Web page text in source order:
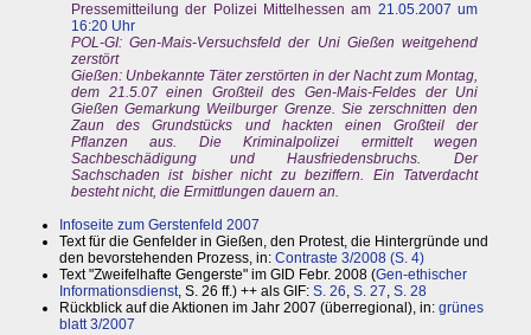
Pressemitteilung der Polizei Mittelhessen am 21.05.2007 um
16:20 Uhr
POL-GI: Gen-Mais-Versuchsfeld der Uni Gießen weitgehend
zerstört
Gießen: Unbekannte Täter zerstörten in der Nacht zum Montag,
dem 21.5.07 einen Großteil des Gen-Mais-Feldes der Uni
Gießen Gemarkung Weilburger Grenze. Sie zerschnitten den
Zaun des Grundstücks und hackten einen Großteil der
Pflanzen aus. Die Kriminalpolizei ermittelt wegen
Sachbeschädigung und Hausfriedensbruchs. Der
Sachschaden ist bisher nicht zu beziffern. Ein Tatverdacht
besteht nicht, die Ermittlungen dauern an.
Infoseite zum Gerstenfeld 2007
Text für die Genfelder in Gießen, den Protest, die Hintergründe und
den bevorstehenden Prozess, in: Contraste 3/2008 (S. 4)
Text "Zweifelhafte Gengerste" im GID Febr. 2008 (Gen-ethischer
Informationsdienst, S. 26 ff.) ++ als GIF: S. 26, S. 27, S. 28
Rückblick auf die Aktionen im Jahr 2007 (überregional), in: grünes
blatt 3/2007